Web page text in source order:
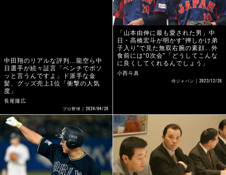
度」
長尾隆広
プロ野球 2024/04/28
「山本由伸に最も愛された男」中
日・高橋宏斗が明かす“押しかけ弟
子入り”で見た無双右腕の素顔…外
食前には“0次会”「どうしてこんな
に良くしてくれるんでしょう」
小西斗真
侍ジャパン 2023/12/26